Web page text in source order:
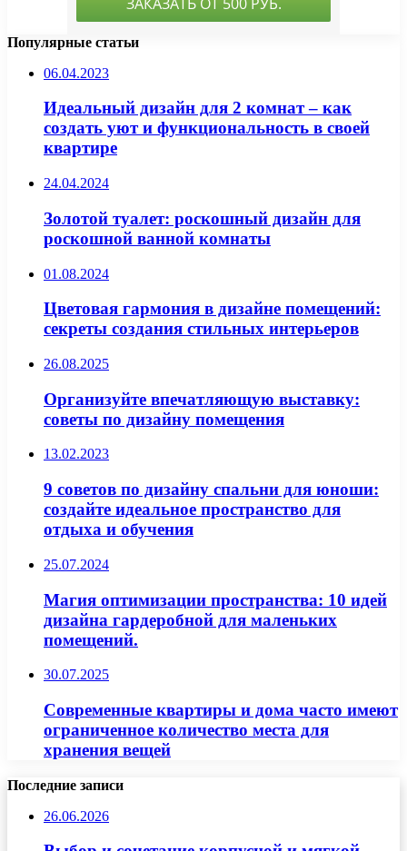
Популярные статьи
06.04.2023
Идеальный дизайн для 2 комнат – как
создать уют и функциональность в своей
квартире
24.04.2024
Золотой туалет: роскошный дизайн для
роскошной ванной комнаты
01.08.2024
Цветовая гармония в дизайне помещений:
секреты создания стильных интерьеров
26.08.2025
Организуйте впечатляющую выставку:
советы по дизайну помещения
13.02.2023
9 советов по дизайну спальни для юноши:
создайте идеальное пространство для
отдыха и обучения
25.07.2024
Магия оптимизации пространства: 10 идей
дизайна гардеробной для маленьких
помещений.
30.07.2025
Современные квартиры и дома часто имеют
ограниченное количество места для
хранения вещей
Последние записи
26.06.2026